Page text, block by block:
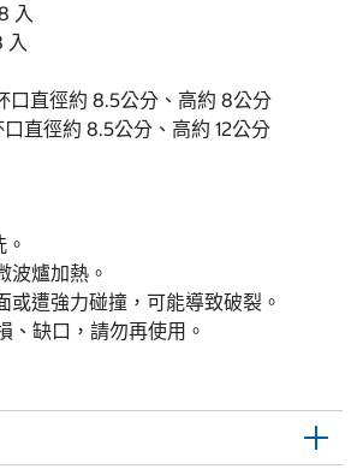
入
入
口直徑約 8.5公分、高約 8公分
直徑約 8.5公分、高約 12公分
波爐加熱。
或遭強力碰撞，可能導致破裂。
、缺口，請勿再使用。